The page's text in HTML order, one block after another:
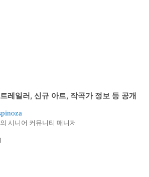
레일러, 신규 아트, 작곡가 정보 등 공개
시니어 커뮤니티 매니저